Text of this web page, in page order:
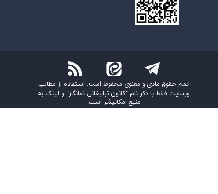
تمام حقوق مادی و معنوی محفوظ است. استفاده از مطالب
وبسایت فقط با ذکر نام "کانون تبلیغاتی نمانگار" و لینک به
منبع امکانپذیر است.